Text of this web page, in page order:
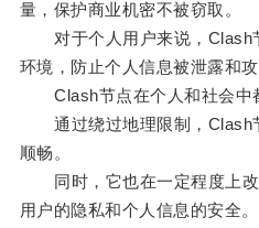
量，保护商业机密不被窃取。
对于个人用户来说，Clash
环境，防止个人信息被泄露和攻
Clash节点在个人和社会中
通过绕过地理限制，Clash
顺畅。
同时，它也在一定程度上改
用户的隐私和个人信息的安全。